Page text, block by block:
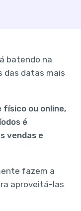
batendo na
das datas mais
físico ou online,
é
vendas e
fazem a
aproveitá-las